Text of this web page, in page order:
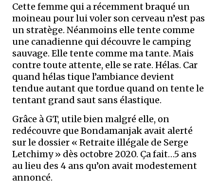
Cette femme qui a récemment braqué un
moineau pour lui voler son cerveau n’est pas
un stratège. Néanmoins elle tente comme
une canadienne qui découvre le camping
sauvage. Elle tente comme ma tante. Mais
contre toute attente, elle se rate. Hélas. Car
quand hélas tique l’ambiance devient
tendue autant que tordue quand on tente le
tentant grand saut sans élastique.
Grâce à GT, utile bien malgré elle, on
redécouvre que Bondamanjak avait alerté
sur le dossier « Retraite illégale de Serge
Letchimy » dès octobre 2020. Ça fait…5 ans
au lieu des 4 ans qu’on avait modestement
annoncé.